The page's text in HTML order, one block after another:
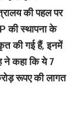
की पहल पर
की स्थापना के
की गई हैं, इनमें
ने कहा कि ये 7
रूपए की लागत